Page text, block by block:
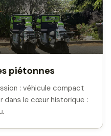
piétonnes
: véhicule compact
dans le cœur historique :